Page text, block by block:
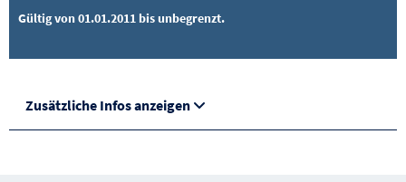
Gültig von 01.01.2011 bis unbegrenzt.
Zusätzliche Infos anzeigen